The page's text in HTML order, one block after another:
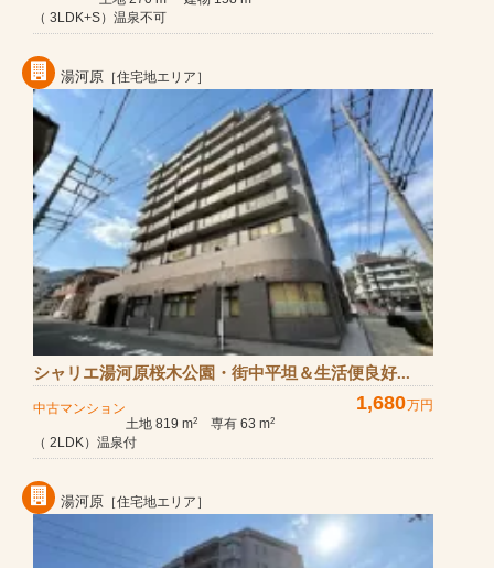
（ 3LDK+S）温泉不可
湯河原 ［住宅地エリア］
シャリエ湯河原桜木公園・街中平坦＆生活便良好...
中古マンション 1,680万円
土地 819 m2 専有 63 m2
（ 2LDK）温泉付
湯河原 ［住宅地エリア］